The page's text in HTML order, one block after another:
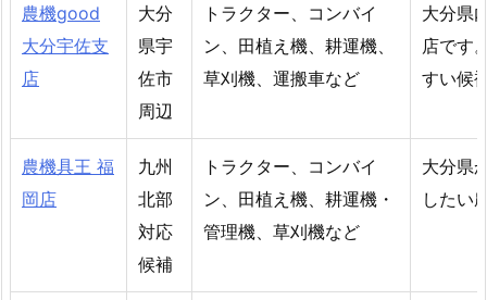
農機good
大分宇佐支
店
大分
県宇
佐市
周辺
トラクター、コンバイ
ン、田植え機、耕運機、
草刈機、運搬車など
大分県
店です
すい候
農機具王 福
岡店
九州
北部
対応
候補
トラクター、コンバイ
ン、田植え機、耕運機・
管理機、草刈機など
大分県
したい